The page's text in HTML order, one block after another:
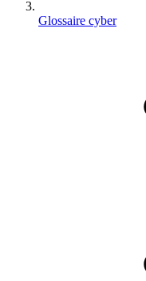
Glossaire cyber